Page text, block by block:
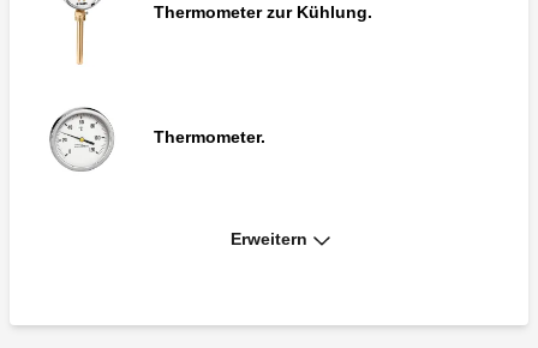
Thermometer zur Kühlung.
Thermometer.
Erweitern